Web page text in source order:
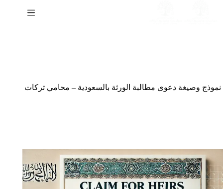
نموذج وصيغة دعوى مطالبة الورثة بالسعودية – محامي تركات